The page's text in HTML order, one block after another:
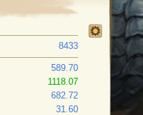
8433
589.70
1118.07
682.72
31.60